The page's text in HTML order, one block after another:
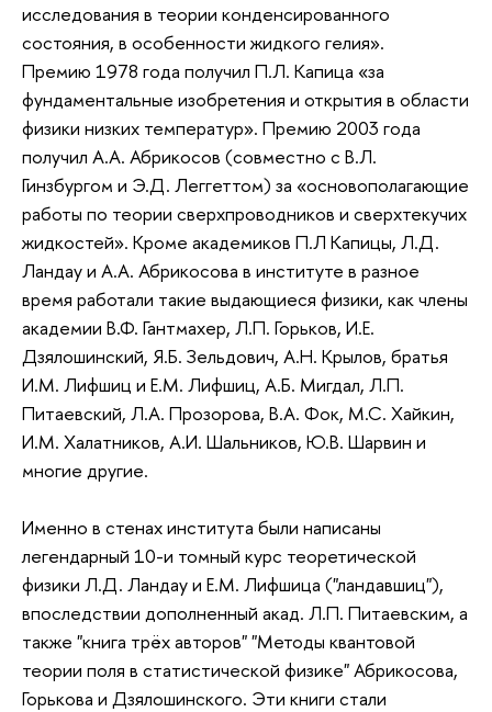
исследования в теории конденсированного
состояния, в особенности жидкого гелия».
Премию 1978 года получил П.Л. Капица «за
фундаментальные изобретения и открытия в области
физики низких температур». Премию 2003 года
получил А.А. Абрикосов (совместно с В.Л.
Гинзбургом и Э.Д. Леггеттом) за «основополагающие
работы по теории сверхпроводников и сверхтекучих
жидкостей». Кроме академиков П.Л Капицы, Л.Д.
Ландау и А.А. Абрикосова в институте в разное
время работали такие выдающиеся физики, как члены
академии В.Ф. Гантмахер, Л.П. Горьков, И.Е.
Дзялошинский, Я.Б. Зельдович, А.Н. Крылов, братья
И.М. Лифшиц и Е.М. Лифшиц, А.Б. Мигдал, Л.П.
Питаевский, Л.А. Прозорова, В.А. Фок, М.С. Хайкин,
И.М. Халатников, А.И. Шальников, Ю.В. Шарвин и
многие другие.
Именно в стенах института были написаны
легендарный 10-и томный курс теоретической
физики Л.Д. Ландау и Е.М. Лифшица ("ландавшиц"),
впоследствии дополненный акад. Л.П. Питаевским, а
также "книга трёх авторов" "Методы квантовой
теории поля в статистической физике" Абрикосова,
Горькова и Дзялошинского. Эти книги стали